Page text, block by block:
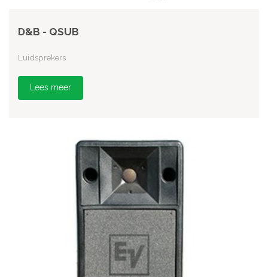
D&B - QSUB
Luidsprekers
Lees meer